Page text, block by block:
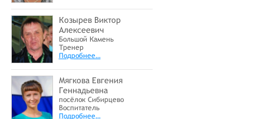
Козырев Виктор
Алексеевич
Большой Камень
Тренер
Подробнее…
Мягкова Евгения
Геннадьевна
посёлок Сибирцево
Воспитатель
Подробнее…